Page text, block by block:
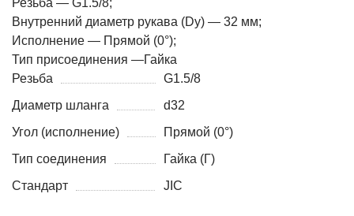
Резьба — G1.5/8;
Внутренний диаметр рукава (Dy) — 32 мм;
Исполнение — Прямой (0°);
Тип присоединения —Гайка
Резьба
G1.5/8
Диаметр шланга
d32
Угол (исполнение)
Прямой (0°)
Тип соединения
Гайка (Г)
Стандарт
JIC